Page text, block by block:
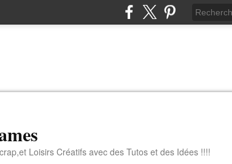
Loisirs Créatifs avec des Tutos et des Idées !!!!